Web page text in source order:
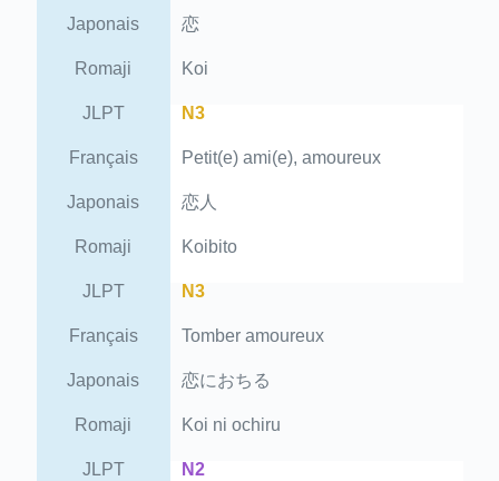
Japonais 恋
Romaji Koi
JLPT N3
Français Petit(e) ami(e), amoureux
Japonais 恋人
Romaji Koibito
JLPT N3
Français Tomber amoureux
Japonais 恋におちる
Romaji Koi ni ochiru
JLPT N2